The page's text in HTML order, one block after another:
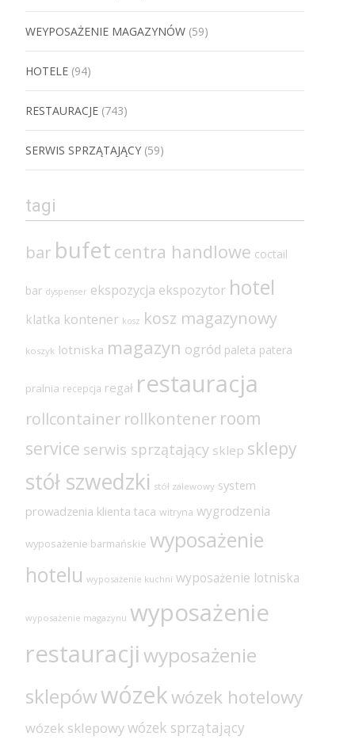
WEYPOSAŻENIE MAGAZYNÓW (59)
HOTELE (94)
RESTAURACJE (743)
SERWIS SPRZĄTAJĄCY (59)
tagi
bar bufet centra handlowe coctail
bar dyspenser ekspozycja ekspozytor hotel
klatka kontener kosz kosz magazynowy
koszyk lotniska magazyn ogród paleta patera
pralnia recepcja regał restauracja
rollcontainer rollkontener room
service serwis sprzątający sklep sklepy
stół szwedzki stół zalewowy system
prowadzenia klienta taca witryna wygrodzenia
wyposażenie barmańskie wyposażenie
hotelu wyposażenie kuchni wyposażenie lotniska
wyposażenie magazynu wyposażenie
restauracjiwyposażenie
sklepówwózekwózek hotelowy
wózek sklepowywózek sprzątający